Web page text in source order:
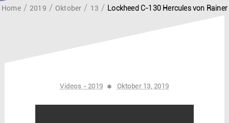
Home 2019 Oktober 13 Lockheed C-130 Hercules von Rainer
Videos - 2019 Oktober 13, 2019